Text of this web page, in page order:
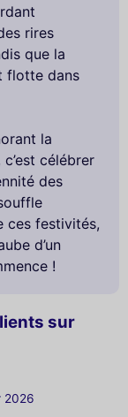
sur
2026
rires
que la
flotte dans
la
célébrer
des
ces festivités,
d’un
!